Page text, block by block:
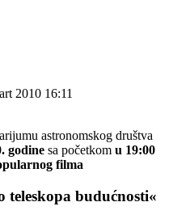
2010 16:11
astronomskog društva
godine sa početkom u 19:00
filma
budućnosti«